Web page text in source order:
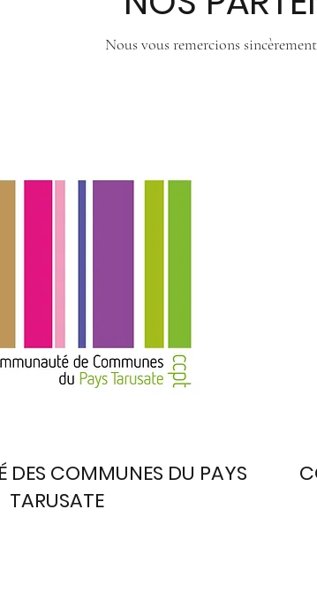
Nous vous remercions
COMMUNES DU PAYS
TARUSATE